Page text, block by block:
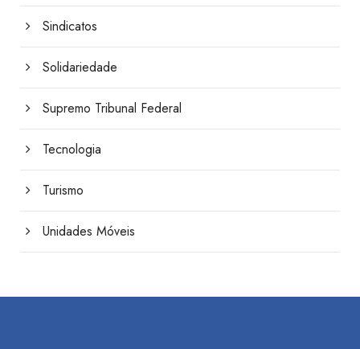
Sindicatos
Solidariedade
Supremo Tribunal Federal
Tecnologia
Turismo
Unidades Móveis